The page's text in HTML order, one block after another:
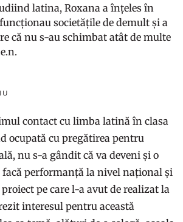
latina, Roxana a înțeles în
societățile de demult și a
că nu s-au schimbat atât de multe
contact cu limba latină în clasa
ocupată cu pregătirea pentru
nu s-a gândit că va deveni și o
facă performanță la nivel național și
pe care l-a avut de realizat la
interesul pentru această